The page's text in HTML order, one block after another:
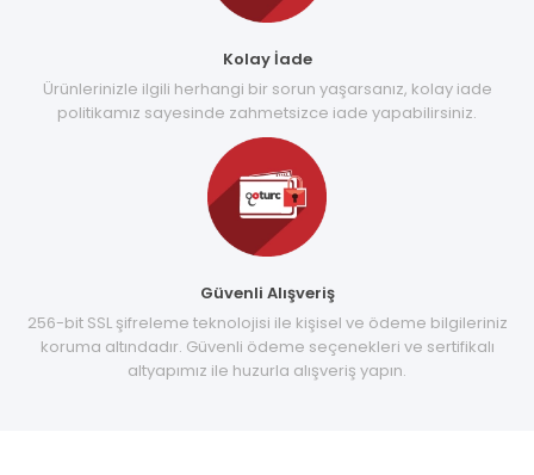
Kolay İade
Ürünlerinizle ilgili herhangi bir sorun yaşarsanız, kolay iade
politikamız sayesinde zahmetsizce iade yapabilirsiniz.
Güvenli Alışveriş
256-bit SSL şifreleme teknolojisi ile kişisel ve ödeme bilgileriniz
koruma altındadır. Güvenli ödeme seçenekleri ve sertifikalı
altyapımız ile huzurla alışveriş yapın.